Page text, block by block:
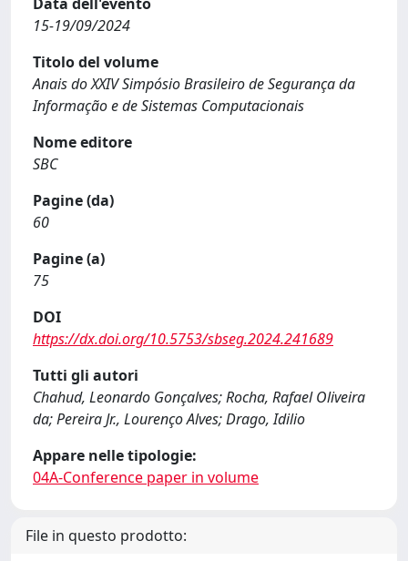
15-19/09/2024
Titolo del volume
Anais do XXIV Simpósio Brasileiro de Segurança da
Informação e de Sistemas Computacionais
Nome editore
SBC
Pagine (da)
60
Pagine (a)
75
DOI
https://dx.doi.org/10.5753/sbseg.2024.241689
Tutti gli autori
Chahud, Leonardo Gonçalves; Rocha, Rafael Oliveira
da; Pereira Jr., Lourenço Alves; Drago, Idilio
Appare nelle tipologie:
04A-Conference paper in volume
File in questo prodotto: